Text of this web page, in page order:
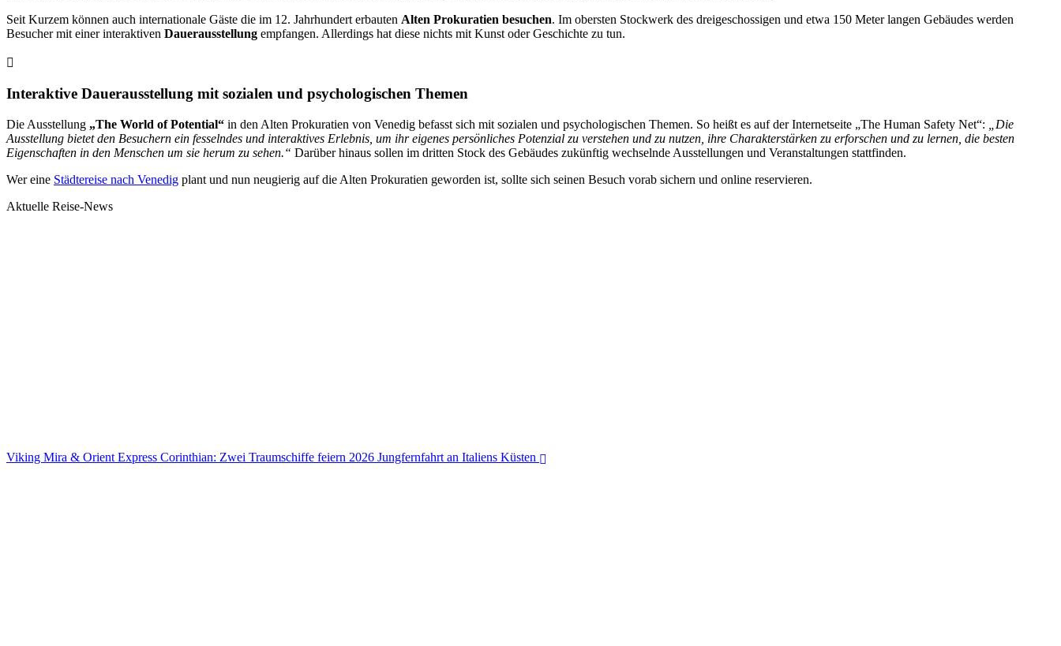
Seit Kurzem können auch internationale Gäste die im 12. Jahrhundert erbauten Alten Prokuratien besuchen. Im obersten Stockwerk des dreigeschossigen und etwa 150 Meter langen Gebäudes werden
Besucher mit einer interaktiven Dauerausstellung empfangen. Allerdings hat diese nichts mit Kunst oder Geschichte zu tun.
Interaktive Dauerausstellung mit sozialen und psychologischen Themen
Die Ausstellung „The World of Potential“ in den Alten Prokuratien von Venedig befasst sich mit sozialen und psychologischen Themen. So heißt es auf der Internetseite „The Human Safety Net“:
„Die
Ausstellung bietet den Besuchern ein fesselndes und interaktives Erlebnis, um ihr eigenes persönliches Potenzial zu verstehen und zu nutzen, ihre Charakterstärken zu erforschen und zu lernen, die besten
Eigenschaften in den Menschen um sie herum zu sehen.“ Darüber hinaus sollen im dritten Stock des Gebäudes zukünftig wechselnde Ausstellungen und Veranstaltungen stattfinden.
Wer eine Städtereise nach Venedig plant und nun neugierig auf die Alten Prokuratien geworden ist, sollte sich seinen Besuch vorab sichern und online reservieren.
Aktuelle Reise-News
Viking Mira & Orient Express Corinthian: Zwei Traumschiffe feiern 2026 Jungfernfahrt an Italiens Küsten